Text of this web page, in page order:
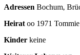
Adressen Bochum,
Heirat oo 1971
Kinder keine